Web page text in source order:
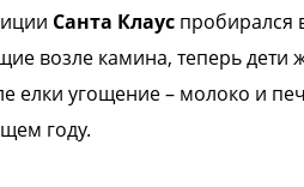
Санта Клаус пробирался
возле камина, теперь дети
елки угощение – молоко и
году.